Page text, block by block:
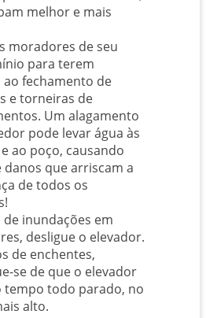
melhor e mais
moradores de seu
para terem
ao fechamento de
e torneiras de
Um alagamento
pode levar água às
ao poço, causando
danos que arriscam a
de todos os
de inundações em
desligue o elevador.
de enchentes,
se de que o elevador
tempo todo parado, no
alto.